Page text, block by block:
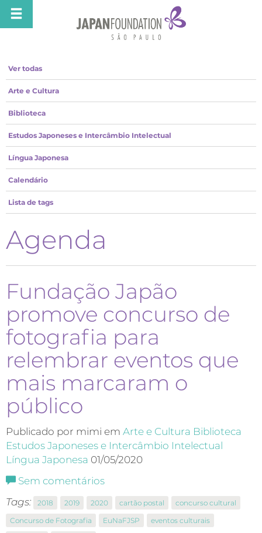
Ver todas
Arte e Cultura
Biblioteca
Estudos Japoneses e Intercâmbio Intelectual
Língua Japonesa
Calendário
Lista de tags
Agenda
Fundação Japão
promove concurso de
fotografia para
relembrar eventos que
mais marcaram o
público
Publicado por mimi em Arte e Cultura Biblioteca
Estudos Japoneses e Intercâmbio Intelectual
Língua Japonesa 01/05/2020
Sem comentários
Tags:
2018 2019 2020 cartão postal
concurso cultural
Concurso de Fotografia
EuNaFJSP
eventos culturais